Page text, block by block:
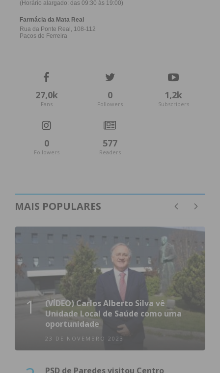
27,0k
Fans
0
Followers
1,2k
Subscribers
0
Followers
577
Readers
MAIS POPULARES
1
(VÍDEO) Carlos Alberto Silva vê
Unidade Local de Saúde como uma
oportunidade
23 DE NOVEMBRO 2023
PSD de Paredes visitou Centro